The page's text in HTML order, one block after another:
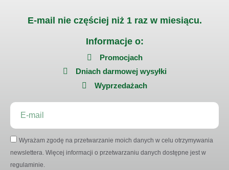
E-mail nie częściej niż 1 raz w miesiącu.
Informacje o:
Promocjach
Dniach darmowej wysyłki
Wyprzedażach
Wyrażam zgodę na przetwarzanie moich danych w celu otrzymywania
newslettera. Więcej informacji o przetwarzaniu danych dostępne jest w
regulaminie.